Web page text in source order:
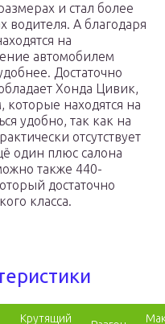
и стал более
водителя. А благодаря
на
автомобилем
Достаточно
Хонда Цивик,
находятся на
удобно, так как на
отсутствует
один плюс салона
также 440-
достаточно
класса.
Крутящий